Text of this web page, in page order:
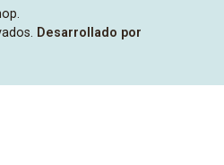
Desarrollado por